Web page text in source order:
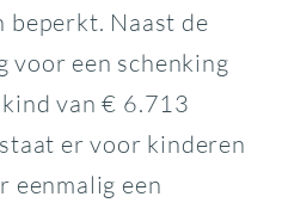
beperkt. Naast de
een schenking
van € 6.713
er voor kinderen
eenmalig een